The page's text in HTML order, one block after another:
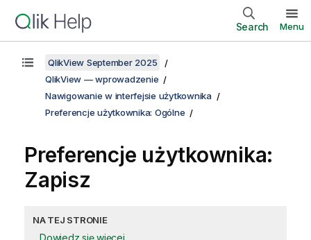
Search Menu
QlikView September 2025
QlikView — wprowadzenie
Nawigowanie w interfejsie użytkownika
Preferencje użytkownika: Ogólne
Preferencje użytkownika:
Zapisz
NA TEJ STRONIE
Dowiedz się więcej